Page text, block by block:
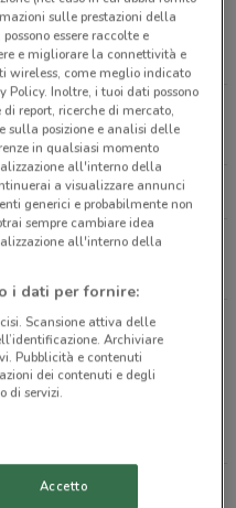
di Latina
Tutti i negozi Findomestic
città nelle vicinanze
APRILIA
sulle prestazioni della
essere raccolte e
e migliorare la connettività e
wireless, come meglio indicato
Inoltre, i tuoi dati possono
report, ricerche di mercato,
sulla posizione e analisi delle
in qualsiasi momento
all'interno della
a visualizzare annunci
generici e probabilmente non
sempre cambiare idea
all'interno della
i dati per fornire:
Scansione attiva delle
Archiviare
Pubblicità e contenuti
dei contenuti e degli
di servizi.
Accetto